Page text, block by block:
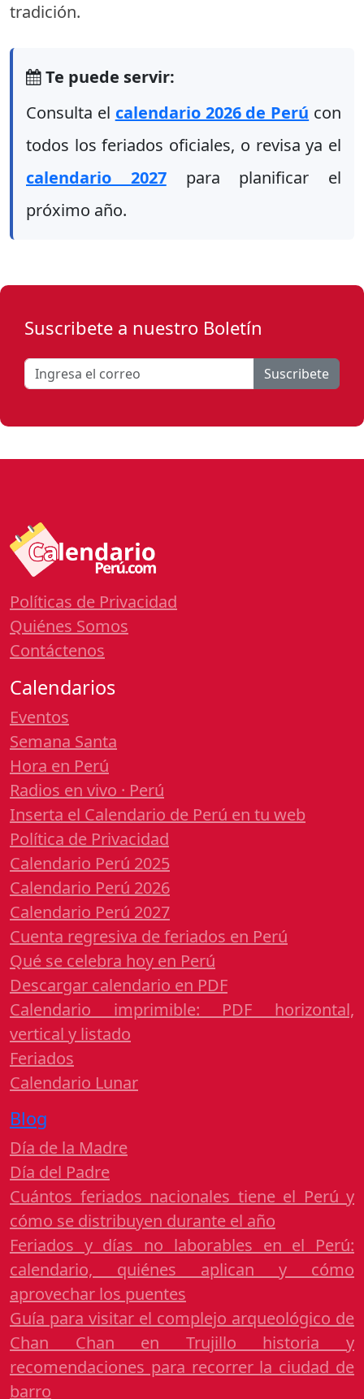
tradición.
Te puede servir:
Consulta el calendario 2026 de Perú con
todos los feriados oficiales, o revisa ya el
calendario 2027para planificar el
próximo año.
Suscribete a nuestro Boletín
Suscribete
Políticas de Privacidad
Quiénes Somos
Contáctenos
Calendarios
Eventos
Semana Santa
Hora en Perú
Radios en vivo · Perú
Inserta el Calendario de Perú en tu web
Política de Privacidad
Calendario Perú 2025
Calendario Perú 2026
Calendario Perú 2027
Cuenta regresiva de feriados en Perú
Qué se celebra hoy en Perú
Descargar calendario en PDF
Calendario imprimible: PDF horizontal,
vertical y listado
Feriados
Calendario Lunar
Blog
Día de la Madre
Día del Padre
Cuántos feriados nacionales tiene el Perú y
cómo se distribuyen durante el año
Feriados y días no laborables en el Perú:
calendario, quiénes aplican y cómo
aprovechar los puentes
Guía para visitar el complejo arqueológico de
Chan Chan en Trujillo historia y
recomendaciones para recorrer la ciudad de
barro